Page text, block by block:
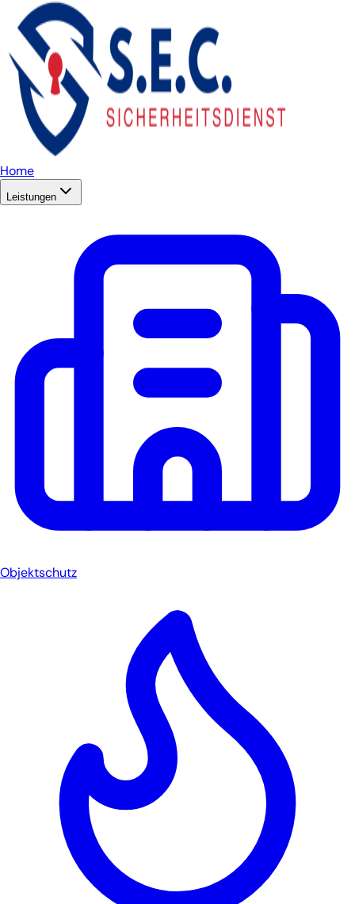
Home
Leistungen
Objektschutz